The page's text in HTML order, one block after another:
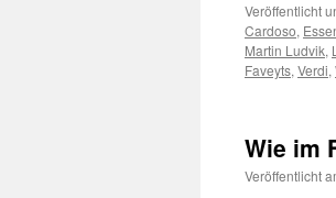
Veröffentlicht
Cardoso,
Martin Ludvik,
Faveyts, Verdi,
Wie im
Veröffentlicht